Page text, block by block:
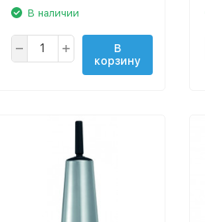
В наличии
В
корзину